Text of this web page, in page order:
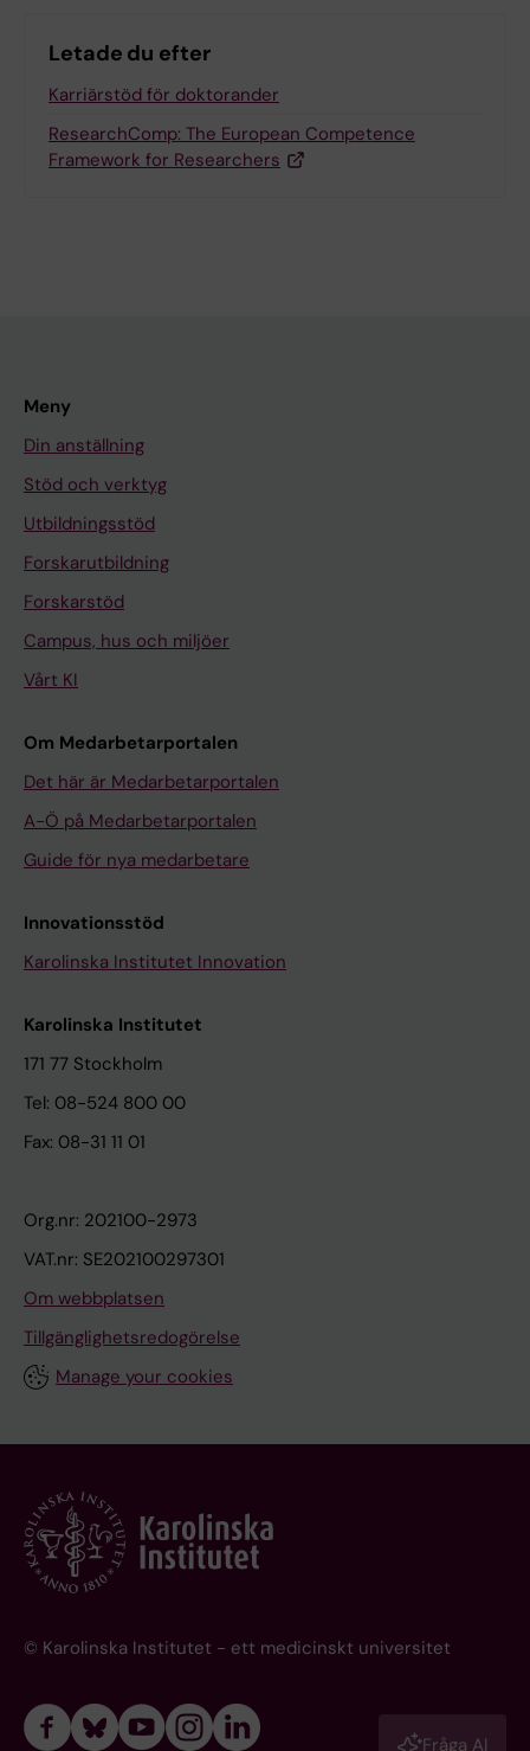
Letade du efter
Karriärstöd för doktorander
ResearchComp: The European Competence
Framework for Researchers
Meny
Din anställning
Stöd och verktyg
Utbildningsstöd
Forskarutbildning
Forskarstöd
Campus, hus och miljöer
Vårt KI
Om Medarbetarportalen
Det här är Medarbetarportalen
A-Ö på Medarbetarportalen
Guide för nya medarbetare
Innovationsstöd
Karolinska Institutet Innovation
Karolinska Institutet
171 77 Stockholm
Tel: 08-524 800 00
Fax: 08-31 11 01
Org.nr: 202100-2973
VAT.nr: SE202100297301
Om webbplatsen
Tillgänglighetsredogörelse
Manage your cookies
© Karolinska Institutet - ett medicinskt universitet
Fråga AI